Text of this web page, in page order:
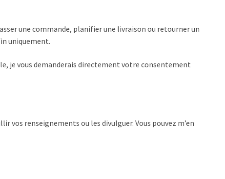
une commande, planifier une livraison ou retourner un
uniquement.
je vous demanderais directement votre consentement
vos renseignements ou les divulguer. Vous pouvez m’en